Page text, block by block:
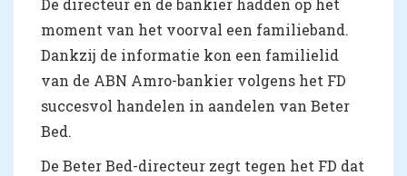
De directeur en de bankier hadden op het
moment van het voorval een familieband.
Dankzij de informatie kon een familielid
van de ABN Amro-bankier volgens het FD
succesvol handelen in aandelen van Beter
Bed.
De Beter Bed-directeur zegt tegen het FD dat